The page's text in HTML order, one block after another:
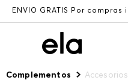
ENVÍO GRATIS Por
Complementos Accesorios